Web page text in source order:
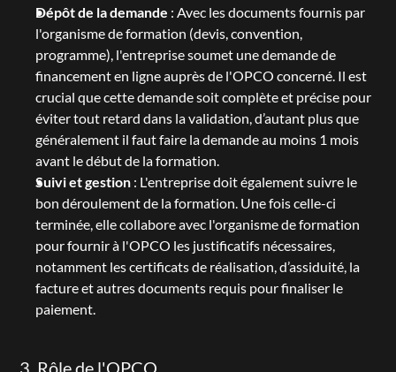
Dépôt de la demande : Avec les documents fournis par
l'organisme de formation (devis, convention,
programme), l'entreprise soumet une demande de
financement en ligne auprès de l'OPCO concerné. Il est
crucial que cette demande soit complète et précise pour
éviter tout retard dans la validation, d’autant plus que
généralement il faut faire la demande au moins 1 mois
avant le début de la formation.
Suivi et gestion : L'entreprise doit également suivre le
bon déroulement de la formation. Une fois celle-ci
terminée, elle collabore avec l'organisme de formation
pour fournir à l'OPCO les justificatifs nécessaires,
notamment les certificats de réalisation, d’assiduité, la
facture et autres documents requis pour finaliser le
paiement.
3. Rôle de l'OPCO